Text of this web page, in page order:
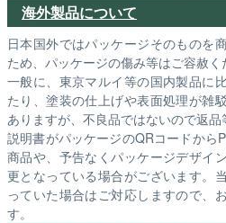
海外製品について
日本国外ではパッケージそのものを
ため、パッケージの傷み等はご容赦く
一般に、東京マルイ等の国内製品に
たり、塗装の仕上げや表面処理が雑
ありますが、不良品ではないので返品
説明書がパッケージのQRコードから
商品や、予告なくパッケージデザイ
更となっている場合がございます。
っていた場合はご対応しますので、
す。